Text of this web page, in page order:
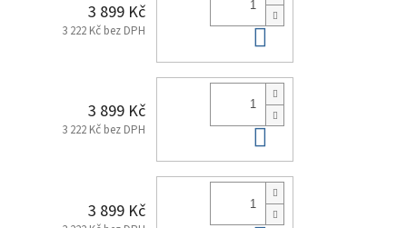
3 899 Kč
3 222 Kč bez DPH Do košíku
3 899 Kč
3 222 Kč bez DPH Do košíku
3 899 Kč